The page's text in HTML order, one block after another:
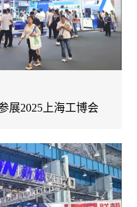
展2025上海工博会